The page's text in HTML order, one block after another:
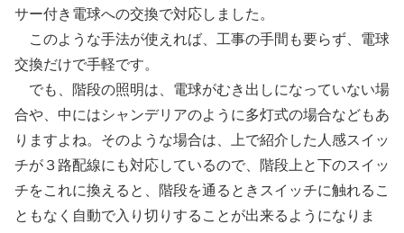
サー付き電球への交換で対応しました。
このような手法が使えれば、工事の手間も要らず、電球
交換だけで手軽です。
でも、階段の照明は、電球がむき出しになっていない場
合や、中にはシャンデリアのように多灯式の場合などもあ
りますよね。そのような場合は、上で紹介した人感スイッ
チが３路配線にも対応しているので、階段上と下のスイッ
チをこれに換えると、階段を通るときスイッチに触れるこ
ともなく自動で入り切りすることが出来るようになりま